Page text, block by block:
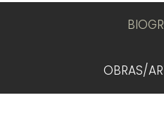
OBRAS/